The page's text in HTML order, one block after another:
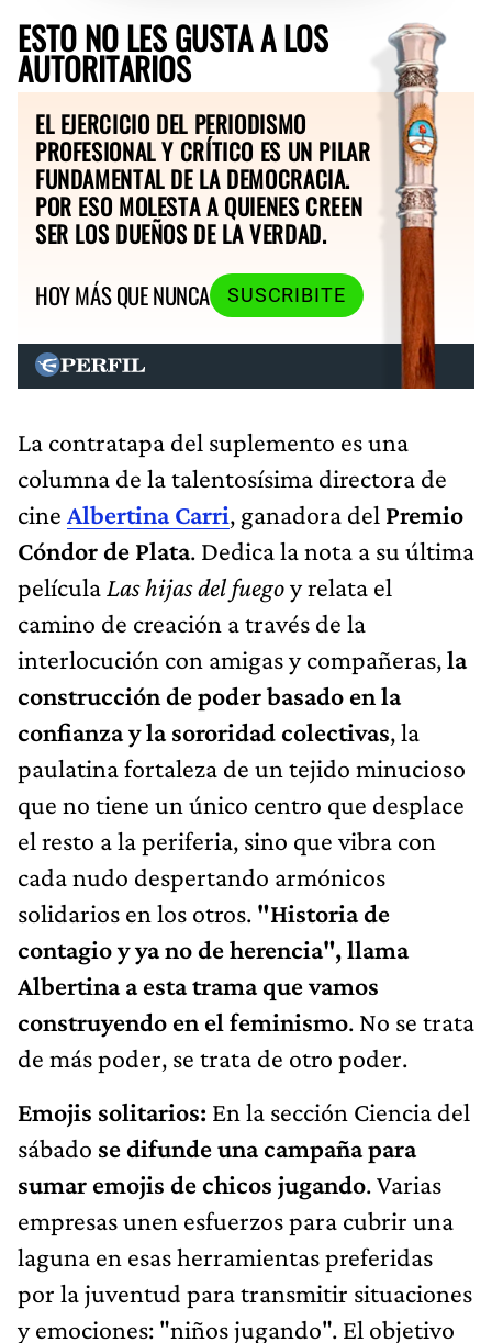
ESTO NO LES GUSTA A LOS
AUTORITARIOS
EL EJERCICIO DEL PERIODISMO
PROFESIONAL Y CRÍTICO ES UN PILAR
FUNDAMENTAL DE LA DEMOCRACIA.
POR ESO MOLESTA A QUIENES CREEN
SER LOS DUEÑOS DE LA VERDAD.
HOY MÁS QUE NUNCA
SUSCRIBITE
La contratapa del suplemento es una
columna de la talentosísima directora de
cine Albertina Carri, ganadora del Premio
Cóndor de Plata. Dedica la nota a su última
película Las hijas del fuegoy relata el
camino de creación a través de la
interlocución con amigas y compañeras,la
construcción de poder basado en la
confianza y la sororidad colectivas, la
paulatina fortaleza de un tejido minucioso
que no tiene un único centro que desplace
el resto a la periferia, sino que vibra con
cada nudo despertando armónicos
solidarios en los otros. "Historia de
contagio y ya no de herencia", llama
Albertina a esta trama que vamos
construyendo en el feminismo. No se trata
de más poder, se trata de otro poder.
Emojis solitarios: En la sección Ciencia del
sábado se difunde una campaña para
sumar emojis de chicos jugando. Varias
empresas unen esfuerzos para cubrir una
laguna en esas herramientas preferidas
por la juventud para transmitir situaciones
y emociones: "niños jugando". El objetivo